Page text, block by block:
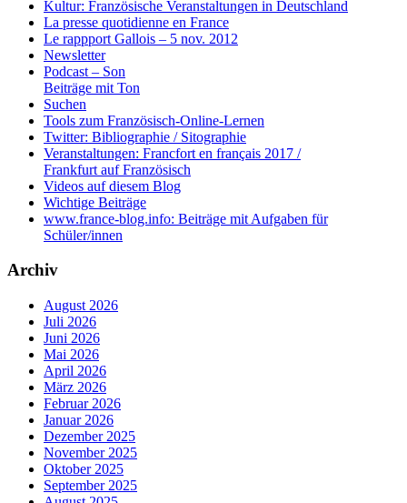
Kultur: Französische Veranstaltungen in Deutschland
La presse quotidienne en France
Le rappport Gallois – 5 nov. 2012
Newsletter
Podcast – Son
Beiträge mit Ton
Suchen
Tools zum Französisch-Online-Lernen
Twitter: Bibliographie / Sitographie
Veranstaltungen: Francfort en français 2017 /
Frankfurt auf Französisch
Videos auf diesem Blog
Wichtige Beiträge
www.france-blog.info: Beiträge mit Aufgaben für
Schüler/innen
Archiv
August 2026
Juli 2026
Juni 2026
Mai 2026
April 2026
März 2026
Februar 2026
Januar 2026
Dezember 2025
November 2025
Oktober 2025
September 2025